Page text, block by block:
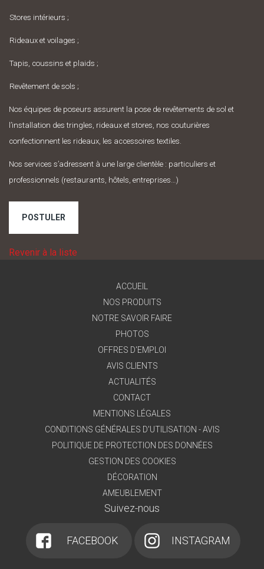
Stores intérieurs ;
Rideaux et voilages ;
Tapis, coussins et plaids ;
Revêtement de sols ;
Nos équipes de poseurs assurent la pose de revêtements de sol et
l’installation des tringles, rideaux et stores, nos couturières
confectionnent les rideaux, les accessoires textiles.
Nos services s’adressent à une large clientèle : particuliers et
professionnels (restaurants, hôtels, entreprises…)
POSTULER
Revenir à la liste
ACCUEIL
NOS PRODUITS
NOTRE SAVOIR FAIRE
PHOTOS
OFFRES D'EMPLOI
AVIS CLIENTS
ACTUALITÉS
CONTACT
MENTIONS LÉGALES
CONDITIONS GÉNÉRALES D'UTILISATION - AVIS
POLITIQUE DE PROTECTION DES DONNÉES
GESTION DES COOKIES
DÉCORATION
AMEUBLEMENT
Suivez-nous
FACEBOOK INSTAGRAM